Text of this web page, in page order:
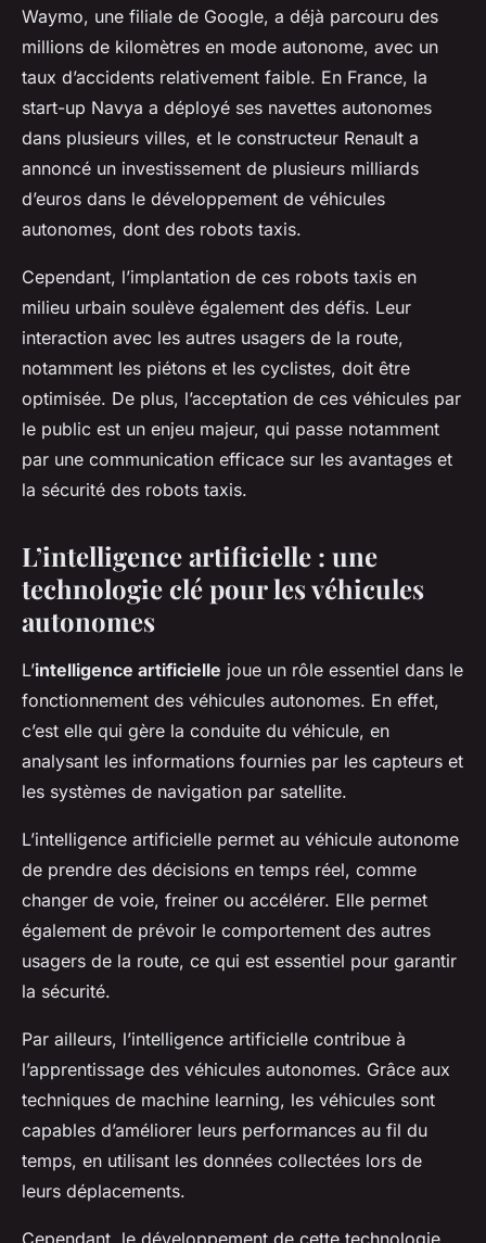
Waymo, une filiale de Google, a déjà parcouru des
millions de kilomètres en mode autonome, avec un
taux d’accidents relativement faible. En France, la
start-up Navya a déployé ses navettes autonomes
dans plusieurs villes, et le constructeur Renault a
annoncé un investissement de plusieurs milliards
d’euros dans le développement de véhicules
autonomes, dont des robots taxis.
Cependant, l’implantation de ces robots taxis en
milieu urbain soulève également des défis. Leur
interaction avec les autres usagers de la route,
notamment les piétons et les cyclistes, doit être
optimisée. De plus, l’acceptation de ces véhicules par
le public est un enjeu majeur, qui passe notamment
par une communication efficace sur les avantages et
la sécurité des robots taxis.
L’intelligence artificielle : une
technologie clé pour les véhicules
autonomes
L’intelligence artificielle joue un rôle essentiel dans le
fonctionnement des véhicules autonomes. En effet,
c’est elle qui gère la conduite du véhicule, en
analysant les informations fournies par les capteurs et
les systèmes de navigation par satellite.
L’intelligence artificielle permet au véhicule autonome
de prendre des décisions en temps réel, comme
changer de voie, freiner ou accélérer. Elle permet
également de prévoir le comportement des autres
usagers de la route, ce qui est essentiel pour garantir
la sécurité.
Par ailleurs, l’intelligence artificielle contribue à
l’apprentissage des véhicules autonomes. Grâce aux
techniques de machine learning, les véhicules sont
capables d’améliorer leurs performances au fil du
temps, en utilisant les données collectées lors de
leurs déplacements.